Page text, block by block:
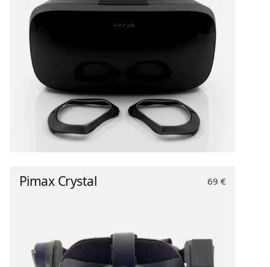
Pimax Crystal 69 €